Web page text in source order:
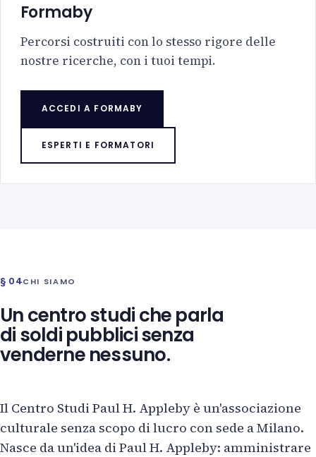
Formaby
Percorsi costruiti con lo stesso rigore delle
nostre ricerche, con i tuoi tempi.
ACCEDI A FORMABY
ESPERTI E FORMATORI
§ 04CHI SIAMO
Un centro studi che parla
di soldi pubblici senza
venderne nessuno.
Il Centro Studi Paul H. Appleby è un'associazione
culturale senza scopo di lucro con sede a Milano.
Nasce da un'idea di Paul H. Appleby: amministrare